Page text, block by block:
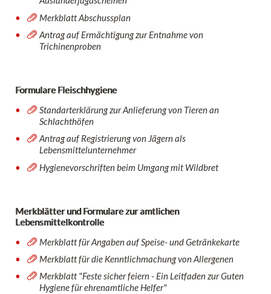
Merkblatt Abschussplan
Antrag auf Ermächtigung zur Entnahme von
Trichinenproben
Formulare Fleischhygiene
Standarterklärung zur Anlieferung von Tieren an
Schlachthöfen
Antrag auf Registrierung von Jägern als
Lebensmittelunternehmer
Hygienevorschriften beim Umgang mit Wildbret
Merkblätter und Formulare zur amtlichen
Lebensmittelkontrolle
Merkblatt für Angaben auf Speise- und Getränkekarte
Merkblatt für die Kenntlichmachung von Allergenen
Merkblatt "Feste sicher feiern - Ein Leitfaden zur Guten
Hygiene für ehrenamtliche Helfer"